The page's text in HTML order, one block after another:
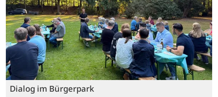
Dialog im Bürgerpark